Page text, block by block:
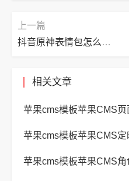
上一篇
抖音原神表情包怎么获得？抖音原神表情包获得方法
相关文章
苹果cms模板苹果CMS